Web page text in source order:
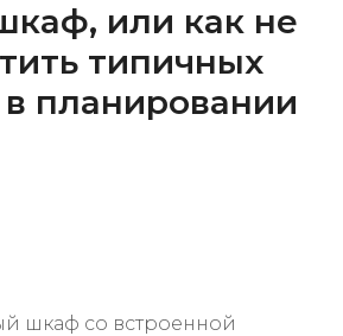
или как не
типичных
планировании
шкаф со встроенной